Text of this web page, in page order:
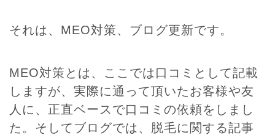
それは、MEO対策、ブログ更新です。
MEO対策とは、ここでは口コミとして記載
しますが、実際に通って頂いたお客様や友
人に、正直ベースで口コミの依頼をしまし
た。そしてブログでは、脱毛に関する記事